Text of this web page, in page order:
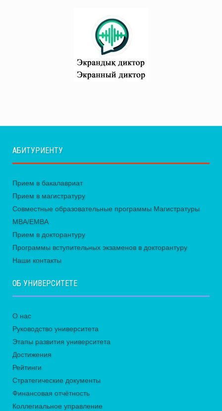
АБИТУРИЕНТУ
Прием в бакалавриат
Прием в магистратуру
Совместные образовательные программы Магистратуры
MBA/EMBA
Прием в докторантуру
Программы вступительных экзаменов в докторантуру
Наши контакты
ОБ УНИВЕРСИТЕТЕ
О нас
Руководство университета
Этапы развития университета
Достижения
Рейтинги
Стратегические документы
Финансовая отчётность
Коллегиальное управление